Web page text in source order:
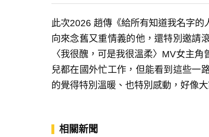
此次2026 趙傳《給所有知道我名字的
向來念舊又重情義的他，還特別邀請
〈我很醜，可是我很溫柔〉MV女主
兒都在國外忙工作，但能看到這些一
的覺得特別溫暖、也特別感動，好像
相關新聞